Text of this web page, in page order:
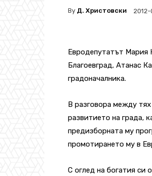
By Д. Христовски 2012-
Евродепутатът Мария
Благоевград, Атанас
градоначалника.
В разговора между
развитието на града,
предизборната му
промотирането му в
С оглед на богатия си